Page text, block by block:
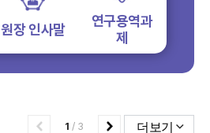
원장 인사말
연구용역과
제
1 / 3 더보기